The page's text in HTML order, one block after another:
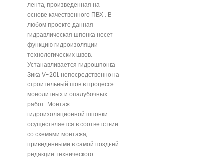
лента, произведенная на
основе качественного ПВХ . В
любом проекте данная
гидравлическая шпонка несет
функцию гидроизоляции
технологических швов.
Устанавливается гидрошпонка
Зика V-20L непосредственно на
строительный шов в процессе
монолитных и опалубочных
работ. Монтаж
гидроизоляционной шпонки
осуществляется в соответствии
со схемами монтажа,
приведенными в самой поздней
редакции технического